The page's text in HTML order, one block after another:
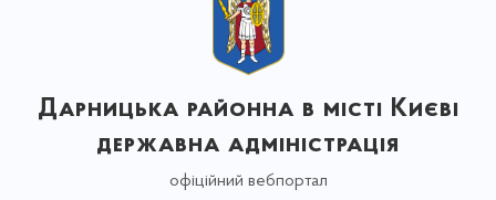
Дарницька районна в місті Києві
державна адміністрація
офіційний вебпортал